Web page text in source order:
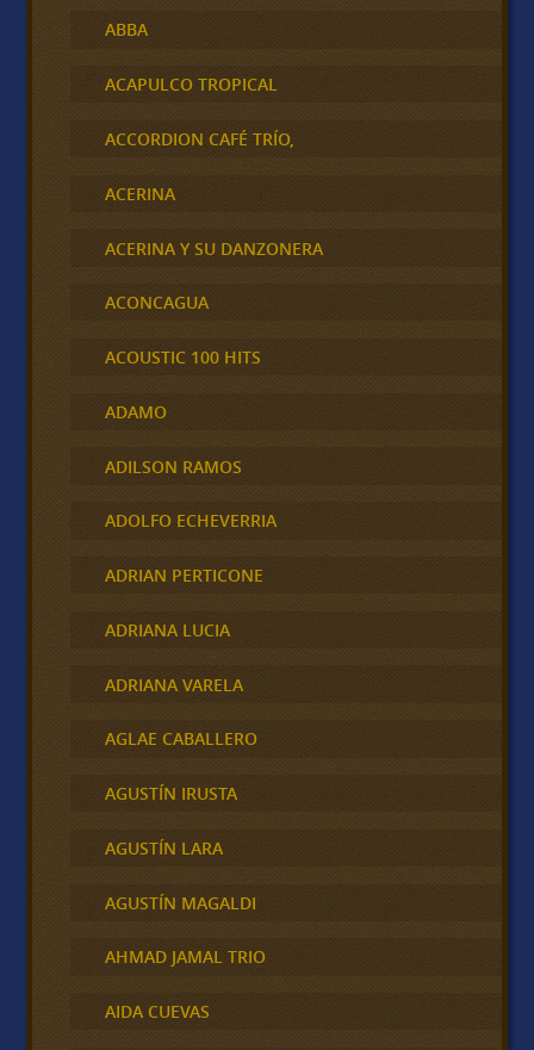
ABBA
ACAPULCO TROPICAL
ACCORDION CAFÉ TRÍO,
ACERINA
ACERINA Y SU DANZONERA
ACONCAGUA
ACOUSTIC 100 HITS
ADAMO
ADILSON RAMOS
ADOLFO ECHEVERRIA
ADRIAN PERTICONE
ADRIANA LUCIA
ADRIANA VARELA
AGLAE CABALLERO
AGUSTÍN IRUSTA
AGUSTÍN LARA
AGUSTÍN MAGALDI
AHMAD JAMAL TRIO
AIDA CUEVAS